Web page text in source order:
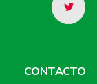
CONTACTO